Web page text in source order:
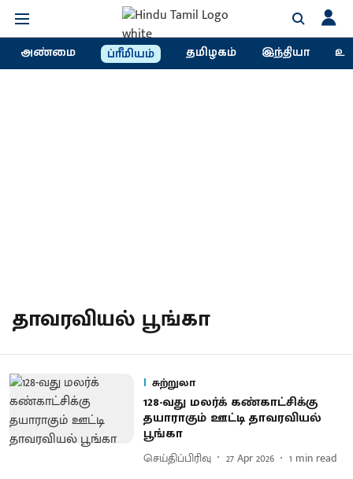
அண்மை ப்ரீமியம் தமிழகம் இந்தியா
தாவரவியல் பூங்கா
சுற்றுலா
128-வது மலர்க் கண்காட்சிக்கு
தயாராகும் ஊட்டி தாவரவியல்
பூங்கா
செய்திப்பிரிவு 27 Apr 2026 1 min read